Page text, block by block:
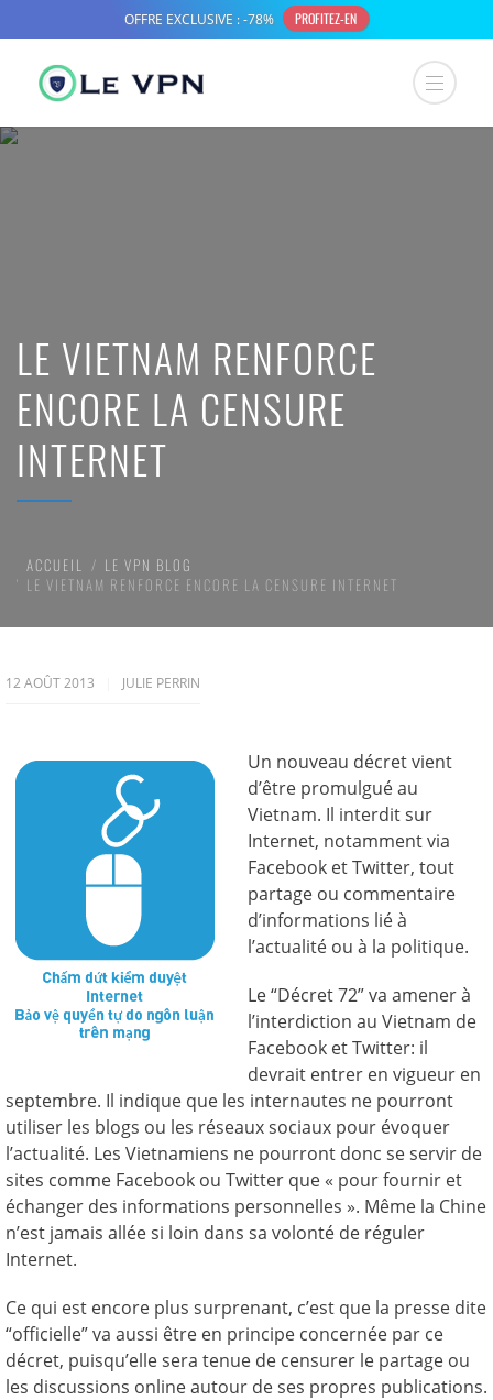
LE VIETNAM RENFORCE
ENCORE LA CENSURE
INTERNET
ACCUEIL
LE VPN BLOG
LE VIETNAM RENFORCE ENCORE LA CENSURE INTERNET
12 AOÛT 2013 JULIE PERRIN
Un nouveau décret vient
d’être promulgué au
Vietnam. Il interdit sur
Internet, notamment via
Facebook et Twitter, tout
partage ou commentaire
d’informations lié à
l’actualité ou à la politique.
Le “Décret 72” va amener à
l’interdiction au Vietnam de
Facebook et Twitter: il
devrait entrer en vigueur en
septembre. Il indique que les internautes ne pourront
utiliser les blogs ou les réseaux sociaux pour évoquer
l’actualité. Les Vietnamiens ne pourront donc se servir de
sites comme Facebook ou Twitter que « pour fournir et
échanger des informations personnelles ». Même la Chine
n’est jamais allée si loin dans sa volonté de réguler
Internet.
Ce qui est encore plus surprenant, c’est que la presse dite
“officielle” va aussi être en principe concernée par ce
décret, puisqu’elle sera tenue de censurer le partage ou
les discussions online autour de ses propres publications.